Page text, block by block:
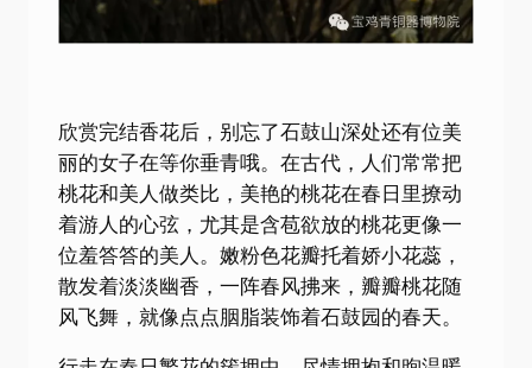
欣赏完结香花后，别忘了石鼓山深处还有位美
丽的女子在等你垂青哦。在古代，人们常常把
桃花和美人做类比，美艳的桃花在春日里撩动
着游人的心弦，尤其是含苞欲放的桃花更像一
位羞答答的美人。嫩粉色花瓣托着娇小花蕊，
散发着淡淡幽香，一阵春风拂来，瓣瓣桃花随
风飞舞，就像点点胭脂装饰着石鼓园的春天。